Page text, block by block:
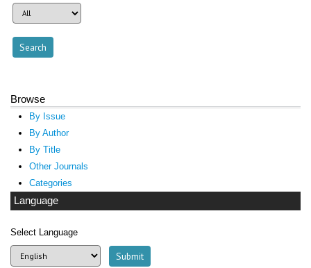
Browse
By Issue
By Author
By Title
Other Journals
Categories
Language
Select Language